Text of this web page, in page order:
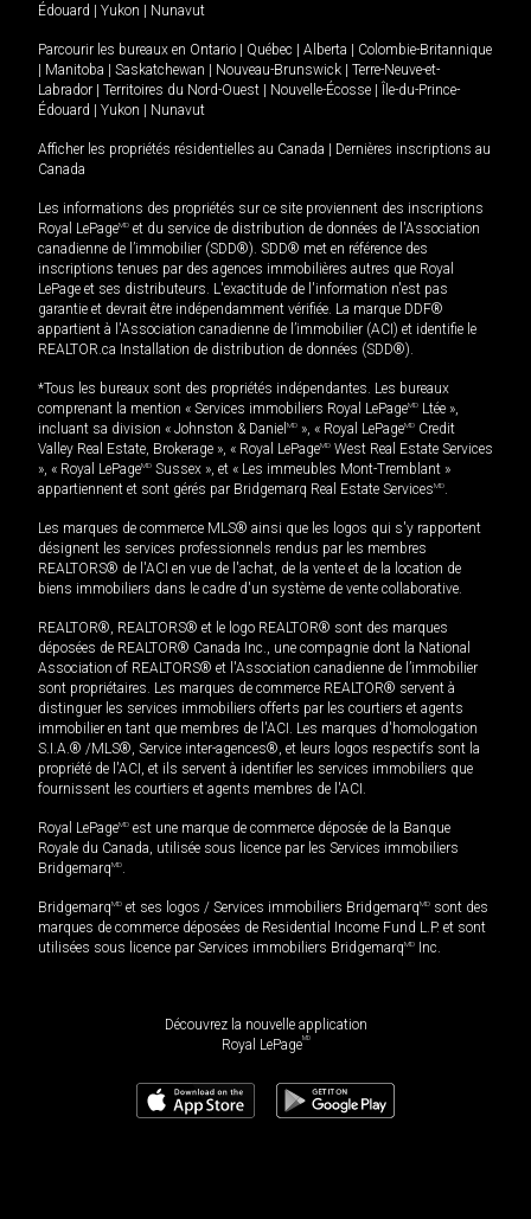
Édouard
Yukon Nunavut
Parcourir les bureaux en Ontario Québec Alberta
Colombie-Britannique
Manitoba Saskatchewan Nouveau-Brunswick
Terre-Neuve-et-
Labrador
Territoires du Nord-Ouest Nouvelle-Écosse
Île-du-Prince-
Édouard
Yukon Nunavut
Afficher les propriétés résidentielles au Canada
Dernières inscriptions au
Canada
Les informations des propriétés sur ce site proviennent des inscriptions
Royal LePageMD et du service de distribution de données de l'Association
canadienne de l’immobilier (SDD®). SDD® met en référence des
inscriptions tenues par des agences immobilières autres que Royal
LePage et ses distributeurs. L'exactitude de l'information n'est pas
garantie et devrait être indépendamment vérifiée. La marque DDF®
appartient à l'Association canadienne de l’immobilier (ACI) et identifie le
REALTOR.ca Installation de distribution de données (SDD®).
*Tous les bureaux sont des propriétés indépendantes. Les bureaux
comprenant la mention « Services immobiliers Royal LePageMD Ltée »,
incluant sa division « Johnston & Daniel MD », « Royal LePageMD Credit
Valley Real Estate, Brokerage », « Royal LePageMD West Real Estate Services
», « Royal LePageMD Sussex », et « Les immeubles Mont-Tremblant »
appartiennent et sont gérés par Bridgemarq Real Estate ServicesMD.
Les marques de commerce MLS® ainsi que les logos qui s'y rapportent
désignent les services professionnels rendus par les membres
REALTORS® de l'ACI en vue de l'achat, de la vente et de la location de
biens immobiliers dans le cadre d'un système de vente collaborative.
REALTOR®, REALTORS® et le logo REALTOR® sont des marques
déposées de REALTOR® Canada Inc., une compagnie dont la National
Association of REALTORS® et l'Association canadienne de l’immobilier
sont propriétaires. Les marques de commerce REALTOR® servent à
distinguer les services immobiliers offerts par les courtiers et agents
immobilier en tant que membres de l'ACI. Les marques d'homologation
S.I.A.® /MLS®, Service inter-agences®, et leurs logos respectifs sont la
propriété de l'ACI, et ils servent à identifier les services immobiliers que
fournissent les courtiers et agents membres de l'ACI.
Royal LePageMD est une marque de commerce déposée de la Banque
Royale du Canada, utilisée sous licence par les Services immobiliers
BridgemarqMD.
BridgemarqMD et ses logos / Services immobiliers BridgemarqMD sont des
marques de commerce déposées de Residential Income Fund L.P. et sont
utilisées sous licence par Services immobiliers BridgemarqMD Inc.
Découvrez la nouvelle application
Royal LePageMD